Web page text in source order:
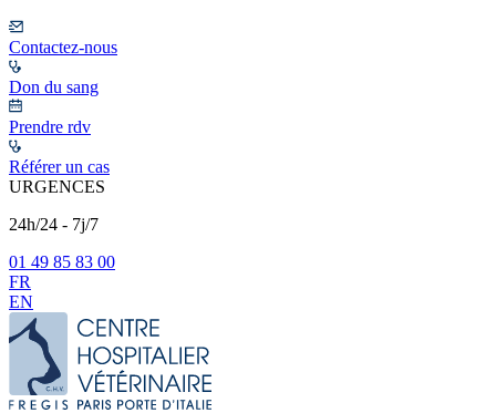
Contactez-nous
Don du sang
Prendre rdv
Référer un cas
URGENCES
24h/24 - 7j/7
01 49 85 83 00
FR
EN